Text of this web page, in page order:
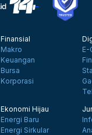
Finansial
Makro
Keuangan
Bursa
Korporasi
E-
Ekonomi Hijau
Energi Baru
Energi Sirkular